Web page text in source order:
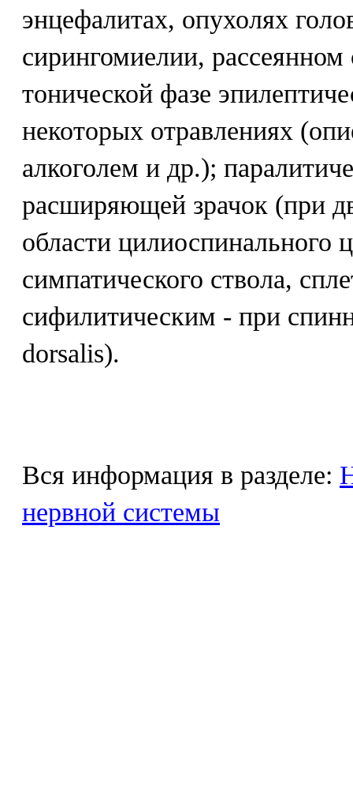
энцефалитах, опухолях
сирингомиелии, рассеянном
тонической фазе
некоторых отравлениях
алкоголем и др.);
расширяющей зрачок (при
области цилиоспинального
симпатического ствола,
сифилитическим - при
dorsalis).
Вся информация в разделе:
нервной системы